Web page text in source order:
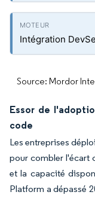
Intégration
Source: Mordor
Essor de
code
Les entreprises
pour combler l'écart
et la capacité
Platform a dépassé